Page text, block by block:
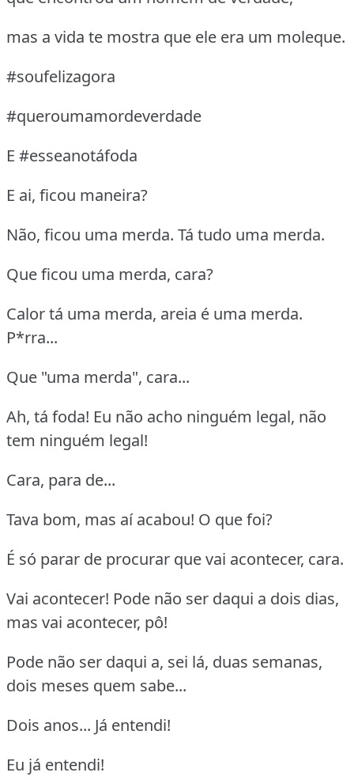
mas a vida te mostra que ele era um moleque.
#soufelizagora
#queroumamordeverdade
E #esseanotáfoda
E ai, ficou maneira?
Não, ficou uma merda. Tá tudo uma merda.
Que ficou uma merda, cara?
Calor tá uma merda, areia é uma merda.
P*rra...
Que "uma merda", cara...
Ah, tá foda! Eu não acho ninguém legal, não
tem ninguém legal!
Cara, para de...
Tava bom, mas aí acabou! O que foi?
É só parar de procurar que vai acontecer, cara.
Vai acontecer! Pode não ser daqui a dois dias,
mas vai acontecer, pô!
Pode não ser daqui a, sei lá, duas semanas,
dois meses quem sabe...
Dois anos... Já entendi!
Eu já entendi!